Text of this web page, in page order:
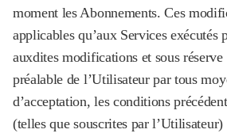
moment les Abonnements. Ces
applicables qu’aux Services exécutés
auxdites modifications et sous réserve
préalable de l’Utilisateur par tous
d’acceptation, les conditions
(telles que souscrites par